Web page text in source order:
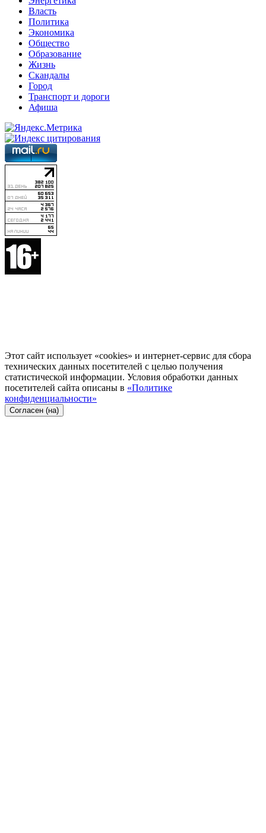
Власть
Политика
Экономика
Общество
Образование
Жизнь
Скандалы
Город
Транспорт и дороги
Афиша
Этот сайт использует «cookies» и интернет-сервис для сбора
технических данных посетителей с целью получения
статистической информации. Условия обработки данных
посетителей сайта описаны в «Политике
конфиденциальности»
Согласен (на)